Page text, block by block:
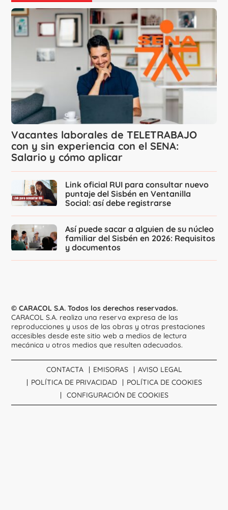
Vacantes laborales de TELETRABAJO
con y sin experiencia con el SENA:
Salario y cómo aplicar
Link oficial RUI para consultar nuevo
puntaje del Sisbén en Ventanilla
Social: así debe registrarse
Así puede sacar a alguien de su núcleo
familiar del Sisbén en 2026: Requisitos
y documentos
© CARACOL S.A. Todos los derechos reservados.
CARACOL S.A. realiza una reserva expresa de las
reproducciones y usos de las obras y otras prestaciones
accesibles desde este sitio web a medios de lectura
mecánica u otros medios que resulten adecuados.
CONTACTA EMISORAS
AVISO LEGAL
POLÍTICA DE PRIVACIDAD
POLÍTICA DE COOKIES
CONFIGURACIÓN DE COOKIES